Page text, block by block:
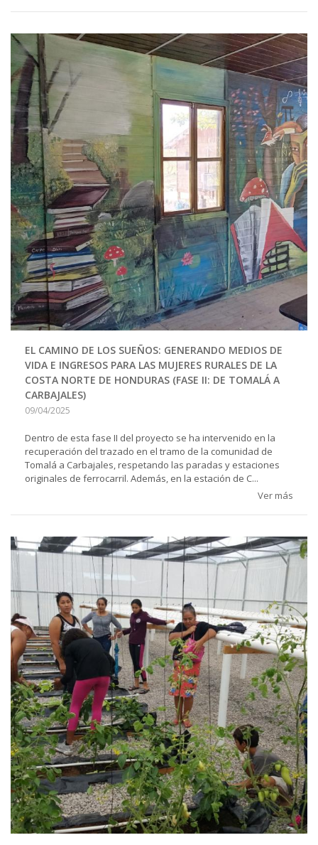
EL CAMINO DE LOS SUEÑOS: GENERANDO MEDIOS DE
VIDA E INGRESOS PARA LAS MUJERES RURALES DE LA
COSTA NORTE DE HONDURAS (FASE II: DE TOMALÁ A
CARBAJALES)
09/04/2025
Dentro de esta fase II del proyecto se ha intervenido en la
recuperación del trazado en el tramo de la comunidad de
Tomalá a Carbajales, respetando las paradas y estaciones
originales de ferrocarril. Además, en la estación de C...
Ver más